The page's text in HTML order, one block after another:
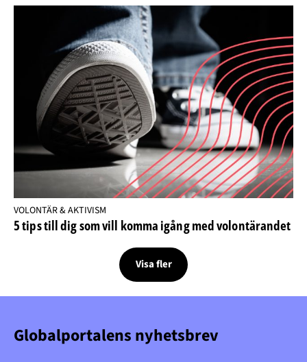
VOLONTÄR & AKTIVISM
5 tips till dig som vill komma igång med volontärandet
Visa fler
Globalportalens nyhetsbrev